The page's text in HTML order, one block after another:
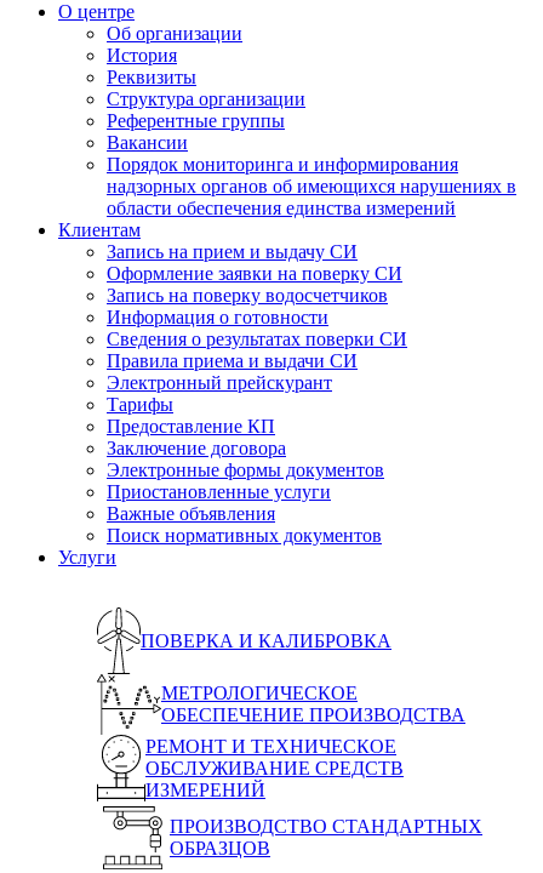
О центре
Об организации
История
Реквизиты
Структура организации
Референтные группы
Вакансии
Порядок мониторинга и информирования
надзорных органов об имеющихся нарушениях в
области обеспечения единства измерений
Клиентам
Запись на прием и выдачу СИ
Оформление заявки на поверку СИ
Запись на поверку водосчетчиков
Информация о готовности
Сведения о результатах поверки СИ
Правила приема и выдачи СИ
Электронный прейскурант
Тарифы
Предоставление КП
Заключение договора
Электронные формы документов
Приостановленные услуги
Важные объявления
Поиск нормативных документов
Услуги
ПОВЕРКА И КАЛИБРОВКА
МЕТРОЛОГИЧЕСКОЕ
ОБЕСПЕЧЕНИЕ ПРОИЗВОДСТВА
РЕМОНТ И ТЕХНИЧЕСКОЕ
ОБСЛУЖИВАНИЕ СРЕДСТВ
ИЗМЕРЕНИЙ
ПРОИЗВОДСТВО СТАНДАРТНЫХ
ОБРАЗЦОВ